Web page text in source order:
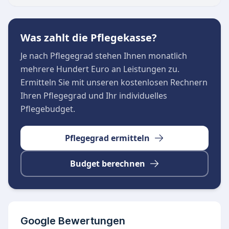
zwischen 08:30 und 18:00 Uhr sowie freitags von
08:30 bis 14:00 Uhr erreichbar.
Was zahlt die Pflegekasse?
Je nach Pflegegrad stehen Ihnen monatlich
mehrere Hundert Euro an Leistungen zu.
Ermitteln Sie mit unseren kostenlosen Rechnern
Ihren Pflegegrad und Ihr individuelles
Pflegebudget.
Pflegegrad ermitteln
Budget berechnen
Google Bewertungen